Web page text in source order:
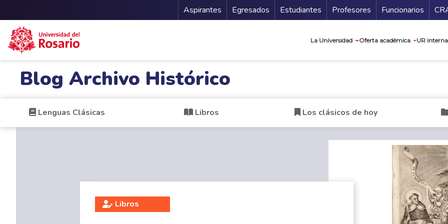
Menu Secundario
Aspirantes Egresados Estudiantes Profesores Funcionarios
La Universidad Oferta académica UR
Blog Archivo Histórico
Lenguas Clásicas Libros Los clásicos de hoy
Libros